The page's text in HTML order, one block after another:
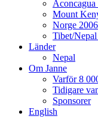
Aconcagua
Mount
Norge 2006
Tibet/
Länder
Nepal
Om Janne
Varför 8
Tidigare
Sponsorer
English